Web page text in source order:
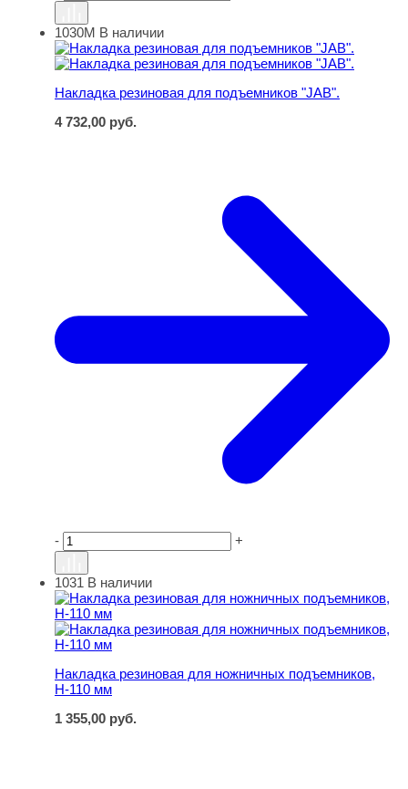
Накладка резиновая для подъемников "JAB".
1030М В наличии
Накладка резиновая для подъемников "JAB".
4 732,00 руб.
- +
Накладка резиновая для ножничных подъемников, Н-
1031 В наличии
Накладка резиновая для ножничных подъемников,
Н-110 мм
1 355,00 руб.